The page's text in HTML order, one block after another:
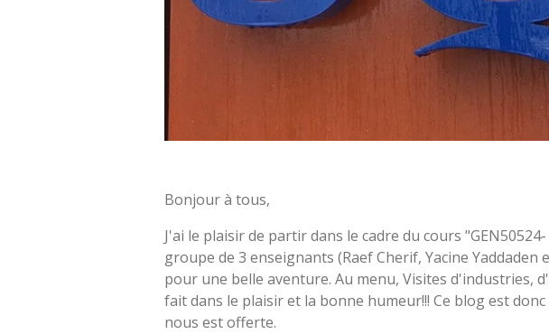
Bonjour à tous,
J'ai le plaisir de partir dans le cadre du cours
groupe de 3 enseignants (Raef Cherif, Yacine
pour une belle aventure. Au menu, Visites
fait dans le plaisir et la bonne humeur!!! Ce blog est
nous est offerte.